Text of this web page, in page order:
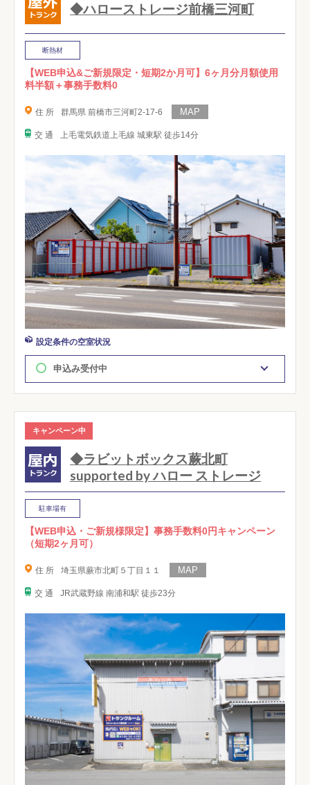
◆ハローストレージ前橋三河町
断熱材
【WEB申込&ご新規限定・短期2か月可】6ヶ月分月額使用
料半額＋事務手数料0
住 所 群馬県 前橋市三河町2-17-6
交 通 上毛電気鉄道上毛線 城東駅 徒歩14分
設定条件の空室状況
申込み受付中
キャンペーン中
◆ラビットボックス蕨北町
supported by ハロー ストレージ
駐車場有
【WEB申込・ご新規様限定】事務手数料0円キャンペーン
（短期2ヶ月可）
住 所 埼玉県蕨市北町５丁目１１
交 通 JR武蔵野線 南浦和駅 徒歩23分